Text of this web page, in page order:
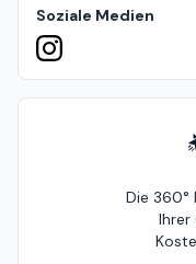
Soziale Medien
Die 360°
Ihrer